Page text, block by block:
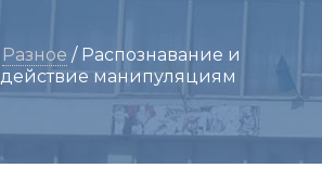
Разное / Распознавание и
манипуляциям